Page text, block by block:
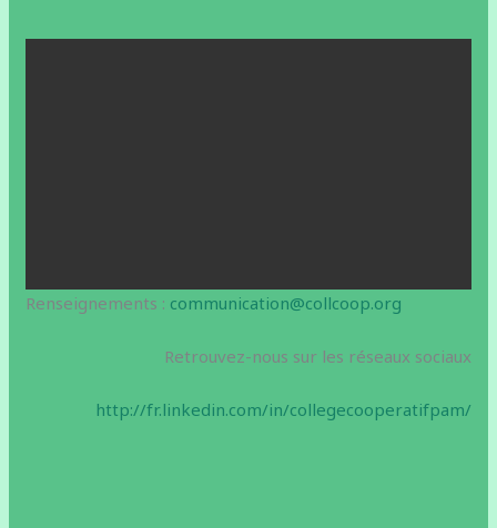
Renseignements : communication@collcoop.org
Retrouvez-nous sur les réseaux sociaux
http://fr.linkedin.com/in/collegecooperatifpam/